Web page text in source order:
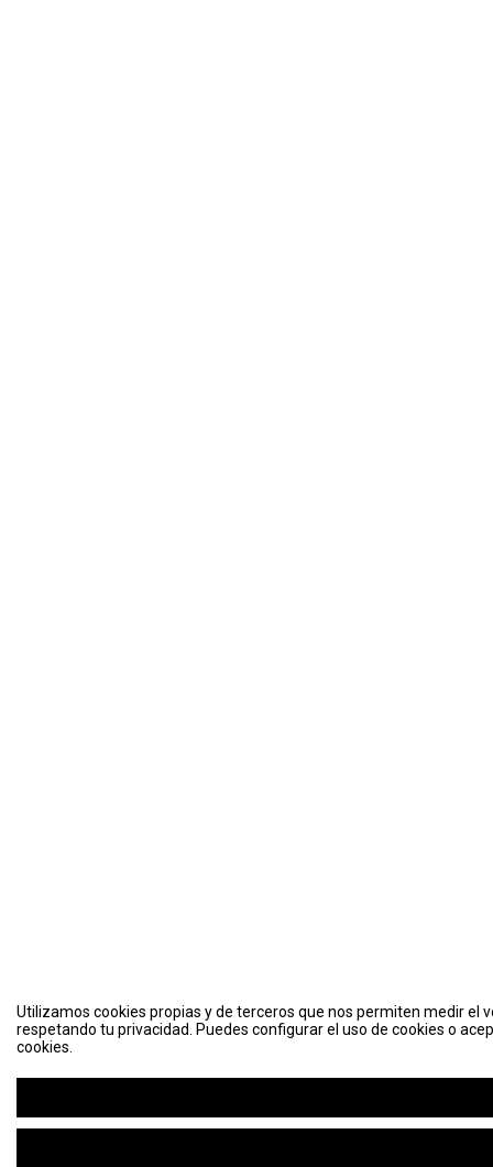
Utilizamos cookies propias y de terceros que nos permiten medir el
respetando tu privacidad. Puedes configurar el uso de cookies o
cookies.